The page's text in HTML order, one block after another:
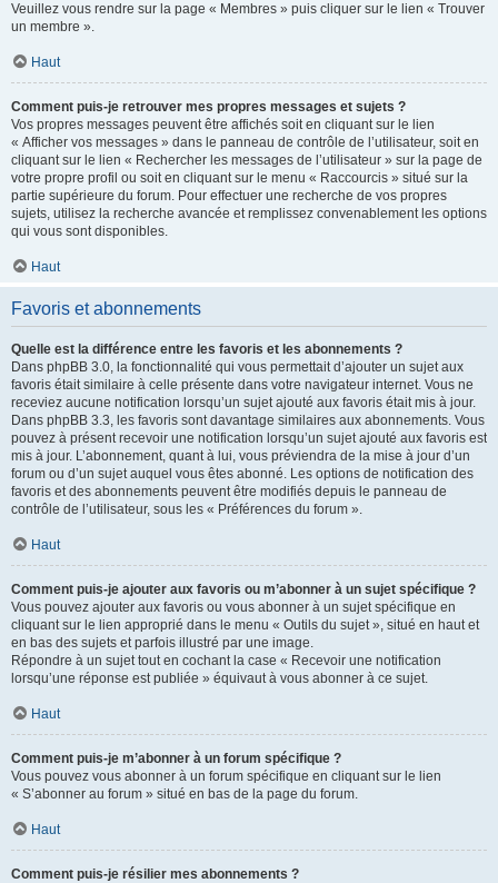
Veuillez vous rendre sur la page « Membres » puis cliquer sur le lien « Trouver
un membre ».
Haut
Comment puis-je retrouver mes propres messages et sujets ?
Vos propres messages peuvent être affichés soit en cliquant sur le lien
« Afficher vos messages » dans le panneau de contrôle de l’utilisateur, soit en
cliquant sur le lien « Rechercher les messages de l’utilisateur » sur la page de
votre propre profil ou soit en cliquant sur le menu « Raccourcis » situé sur la
partie supérieure du forum. Pour effectuer une recherche de vos propres
sujets, utilisez la recherche avancée et remplissez convenablement les options
qui vous sont disponibles.
Haut
Favoris et abonnements
Quelle est la différence entre les favoris et les abonnements ?
Dans phpBB 3.0, la fonctionnalité qui vous permettait d’ajouter un sujet aux
favoris était similaire à celle présente dans votre navigateur internet. Vous ne
receviez aucune notification lorsqu’un sujet ajouté aux favoris était mis à jour.
Dans phpBB 3.3, les favoris sont davantage similaires aux abonnements. Vous
pouvez à présent recevoir une notification lorsqu’un sujet ajouté aux favoris est
mis à jour. L’abonnement, quant à lui, vous préviendra de la mise à jour d’un
forum ou d’un sujet auquel vous êtes abonné. Les options de notification des
favoris et des abonnements peuvent être modifiés depuis le panneau de
contrôle de l’utilisateur, sous les « Préférences du forum ».
Haut
Comment puis-je ajouter aux favoris ou m’abonner à un sujet spécifique ?
Vous pouvez ajouter aux favoris ou vous abonner à un sujet spécifique en
cliquant sur le lien approprié dans le menu « Outils du sujet », situé en haut et
en bas des sujets et parfois illustré par une image.
Répondre à un sujet tout en cochant la case « Recevoir une notification
lorsqu’une réponse est publiée » équivaut à vous abonner à ce sujet.
Haut
Comment puis-je m’abonner à un forum spécifique ?
Vous pouvez vous abonner à un forum spécifique en cliquant sur le lien
« S’abonner au forum » situé en bas de la page du forum.
Haut
Comment puis-je résilier mes abonnements ?